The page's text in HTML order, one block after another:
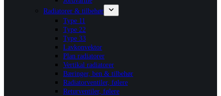
Radiatorer & tilbehør
Type 11
Type 22
Type 33
Lavkonvektor
Plan radiatorer
Vertikal radiatorer
Bæringer, ben & tilbehør
Radiatorventiler, følere
Returventiler, følere